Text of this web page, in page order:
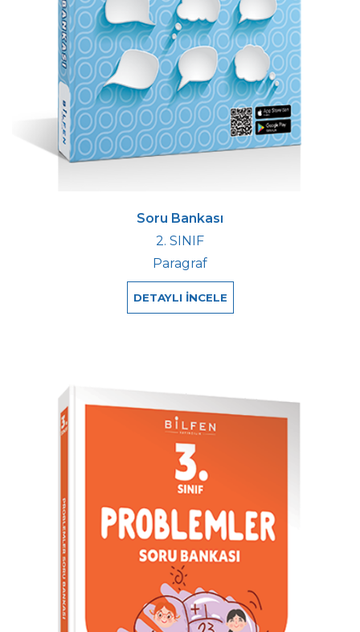
Soru Bankası
2. SINIF
Paragraf
DETAYLI İNCELE